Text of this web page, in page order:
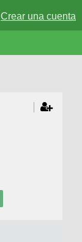
Crear una cuenta